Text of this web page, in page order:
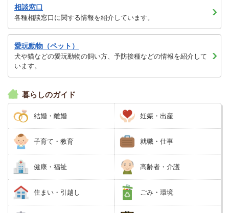
相談窓口
各種相談窓口に関する情報を紹介しています。
愛玩動物（ペット）
犬や猫などの愛玩動物の飼い方、予防接種などの情報を紹介して
います。
暮らしのガイド
結婚・離婚 妊娠・出産
子育て・教育 就職・仕事
健康・福祉 高齢者・介護
住まい・引越し ごみ・環境